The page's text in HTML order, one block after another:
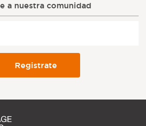
a nuestra comunidad